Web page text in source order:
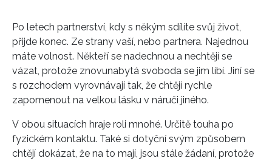
Po letech partnerství, kdy s někým sdílíte svůj život,
přijde konec. Ze strany vaší, nebo partnera. Najednou
máte volnost. Někteří se nadechnou a nechtějí se
vázat, protože znovunabytá svoboda se jim líbí. Jiní se
s rozchodem vyrovnávají tak, že chtějí rychle
zapomenout na velkou lásku v náruči jiného.
V obou situacích hraje roli mnohé. Určitě touha po
fyzickém kontaktu. Také si dotyční svým způsobem
chtějí dokázat, že na to mají, jsou stále žádaní, protože